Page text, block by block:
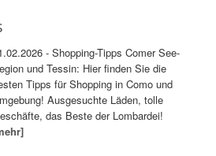
- Shopping-Tipps Comer See-
und Tessin: Hier finden Sie die
Tipps für Shopping in Como und
Ausgesuchte Läden, tolle
das Beste der Lombardei!